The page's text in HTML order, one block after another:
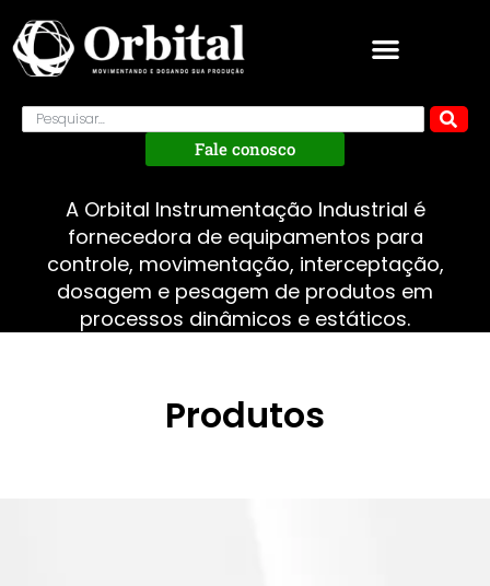
Fale conosco
A Orbital Instrumentação Industrial é
fornecedora de equipamentos para
controle, movimentação, interceptação,
dosagem e pesagem de produtos em
processos dinâmicos e estáticos.
Produtos